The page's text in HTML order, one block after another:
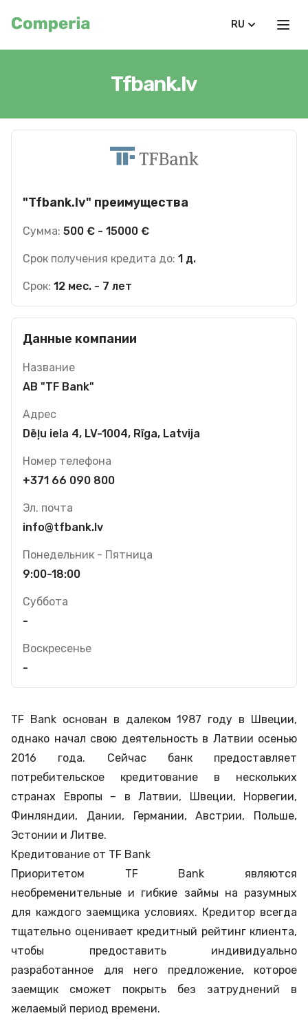
RU
Tfbank.lv
"Tfbank.lv" преимущества
Сумма: 500 € - 15000 €
Срок получения кредита до: 1 д.
Срок: 12 мес. - 7 лет
Данные компании
Название
AB "TF Bank"
Адрес
Dēļu iela 4, LV-1004, Rīga, Latvija
Номер телефона
+371 66 090 800
Эл. почта
info@tfbank.lv
Понедельник - Пятница
9:00-18:00
Суббота
-
Воскресенье
-
TF Bank основан в далеком 1987 году в Швеции,
однако начал свою деятельность в Латвии осенью
2016 года. Сейчас банк предоставляет
потребительское кредитование в нескольких
странах Европы – в Латвии, Швеции, Норвегии,
Финляндии, Дании, Германии, Австрии, Польше,
Эстонии и Литве.
Кредитование от TF Bank
Приоритетом TF Bank являются
необременительные и гибкие займы на разумных
для каждого заемщика условиях. Кредитор всегда
тщательно оценивает кредитный рейтинг клиента,
чтобы предоставить индивидуально
разработанное для него предложение, которое
заемщик сможет покрыть без затруднений в
желаемый период времени.